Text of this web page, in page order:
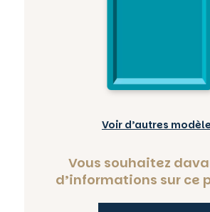
Voir d’autres
Vous souhaitez
d’informations sur ce